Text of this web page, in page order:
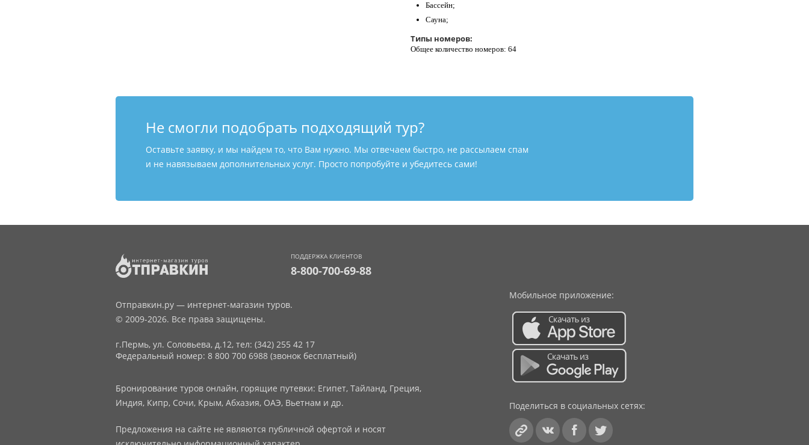
Бассейн;
Сауна;
Типы номеров:
Общее количество номеров: 64
Не смогли подобрать подходящий тур?
Оставьте заявку, и мы найдем то, что Вам нужно. Мы отвечаем быстро, не рассылаем спам
и не навязываем дополнительных услуг. Просто попробуйте и убедитесь сами!
ПОДДЕРЖКА КЛИЕНТОВ
8-800-700-69-88
Отправкин.ру — интернет-магазин туров.
© 2009-2026. Все права защищены.
г.Пермь, ул. Соловьева, д.12, тел: (342) 255 42 17
Федеральный номер: 8 800 700 6988 (звонок бесплатный)
Бронирование туров онлайн, горящие путевки: Египет, Тайланд, Греция,
Индия, Кипр, Сочи, Крым, Абхазия, ОАЭ, Вьетнам и др.
Предложения на сайте не являются публичной офертой и носят
Мобильное приложение:
Поделиться в социальных сетях: